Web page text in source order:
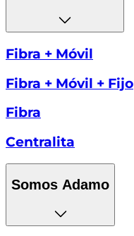
Fibra + Móvil
Fibra + Móvil + Fijo
Fibra
Centralita
Somos Adamo